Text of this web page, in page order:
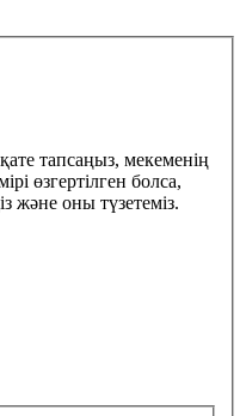
тапсаңыз, мекеменің
өзгертілген болса,
және оны түзетеміз.